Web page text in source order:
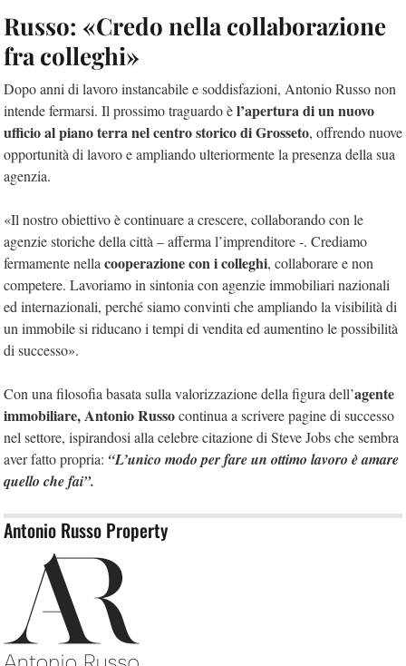
Russo: «Credo nella collaborazione
fra colleghi»
Dopo anni di lavoro instancabile e soddisfazioni, Antonio Russo non
intende fermarsi. Il prossimo traguardo èl’apertura di un nuovo
ufficio al piano terra nel centro storico di Grosseto, offrendo nuove
opportunità di lavoro e ampliando ulteriormente la presenza della sua
agenzia.
«Il nostro obiettivo è continuare a crescere, collaborando con le
agenzie storiche della città – afferma l’imprenditore -. Crediamo
fermamente nella cooperazione con i colleghi, collaborare e non
competere. Lavoriamo in sintonia con agenzie immobiliari nazionali
ed internazionali, perché siamo convinti che ampliando la visibilità di
un immobile si riducano i tempi di vendita ed aumentino le possibilità
di successo».
Con una filosofia basata sulla valorizzazione della figura dell’agente
immobiliare, Antonio Russocontinua a scrivere pagine di successo
nel settore, ispirandosi alla celebre citazione di Steve Jobs che sembra
aver fatto propria: “L’unico modo per fare un ottimo lavoro è amare
quello che fai”.
Antonio Russo Property